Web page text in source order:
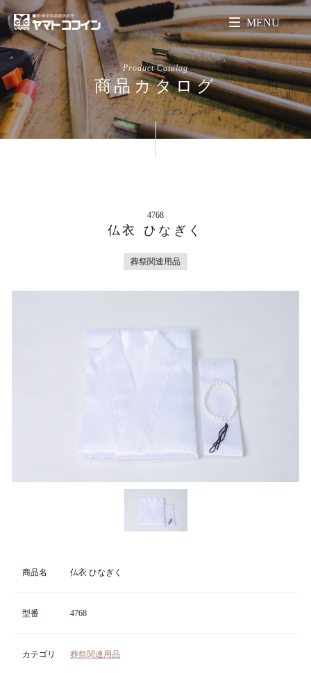
MENU
Product Catalog
商品カタログ
4768
仏衣 ひなぎく
葬祭関連用品
商品名 仏衣 ひなぎく
型番 4768
カテゴリ 葬祭関連用品